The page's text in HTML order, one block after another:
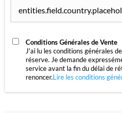
Conditions Générales de Vente
J'ai lu les conditions générales
réserve. Je demande
service avant la fin du délai de
renoncer.Lire les conditions